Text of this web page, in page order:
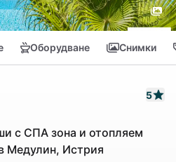
Оборудване Снимки
5
с СПА зона и отопляем
Медулин, Истрия